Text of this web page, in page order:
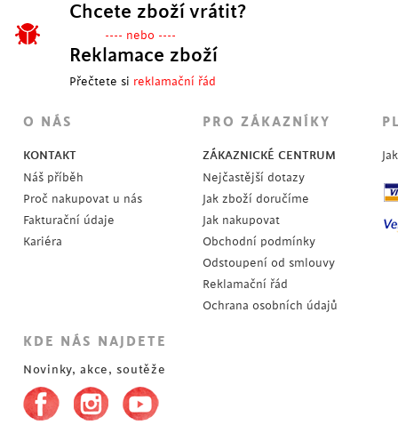
Chcete zboží vrátit?
---- nebo ----
Reklamace zboží
Přečtete si reklamační řád
O NÁS
KONTAKT
Náš příběh
Proč nakupovat u nás
Fakturační údaje
Kariéra
PRO ZÁKAZNÍKY
ZÁKAZNICKÉ CENTRUM
Nejčastější dotazy
Jak zboží doručíme
Jak nakupovat
Obchodní podmínky
Odstoupení od smlouvy
Reklamační řád
Ochrana osobních údajů
KDE NÁS NAJDETE
Novinky, akce, soutěže